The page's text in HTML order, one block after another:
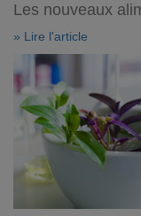
Les nouveaux
» Lire l'article